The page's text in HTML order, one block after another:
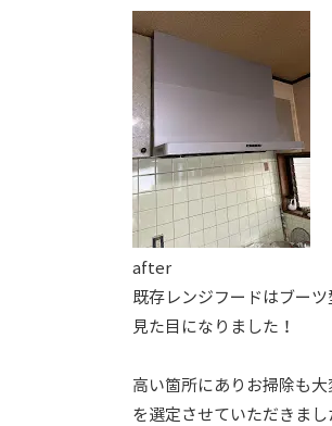
after
既存レンジフードはブー
見た目になりました！
高い箇所にありお掃除も
を選定させていただきまし